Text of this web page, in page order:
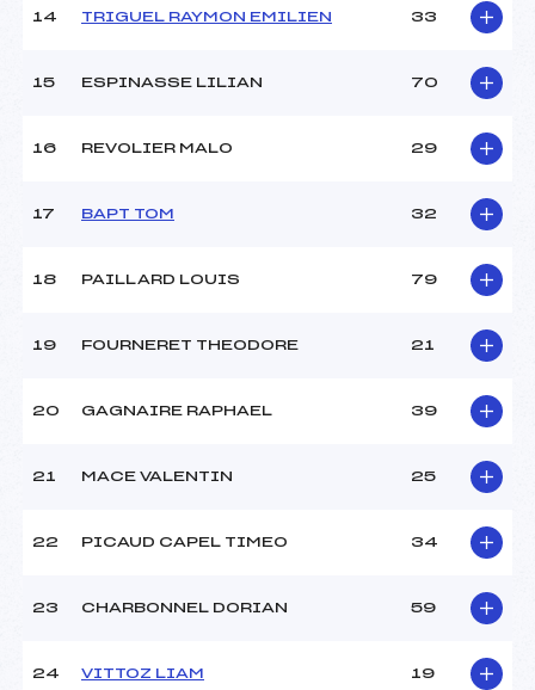
Ouvreurs D :
Température arrivée :
2
U12+U14
14 TRIGUEL RAYMON EMILIEN 33
15 ESPINASSE LILIAN 70
16 REVOLIER MALO 29
17 BAPT TOM 32
18 PAILLARD LOUIS 79
19 FOURNERET THEODORE 21
20 GAGNAIRE RAPHAEL 39
21 MACE VALENTIN 25
22 PICAUD CAPEL TIMEO 34
23 CHARBONNEL DORIAN 59
24 VITTOZ LIAM 19